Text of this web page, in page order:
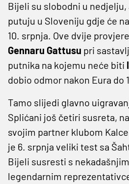
Bijeli su slobodni u nedjelju,
putuju u Sloveniju gdje će
10. srpnja. Ove dvije
Gennaru Gattusu pri
putnika na kojemu neće biti
dobio odmor nakon Eura do
Tamo slijedi glavno
Splićani još četiri susreta,
svojim partner klubom
je 6. srpnja veliki test sa
Bijeli susresti s
legendarnim